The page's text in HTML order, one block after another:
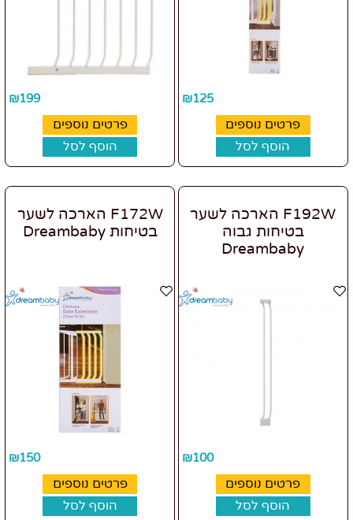
₪125
פרטים נוספים
הוסף לסל
₪199
פרטים נוספים
הוסף לסל
F192W הארכה לשער
בטיחות גבוה
Dreambaby
₪100
פרטים נוספים
הוסף לסל
F172W הארכה לשער
בטיחות Dreambaby
₪150
פרטים נוספים
הוסף לסל